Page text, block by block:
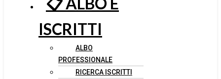
ISCRITTI
ALBO
PROFESSIONALE
RICERCA ISCRITTI